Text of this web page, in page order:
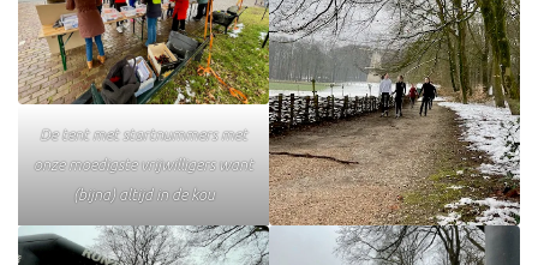
De tent met startnummers met
onze moedigste vrijwilligers want
(bijna) altijd in de kou